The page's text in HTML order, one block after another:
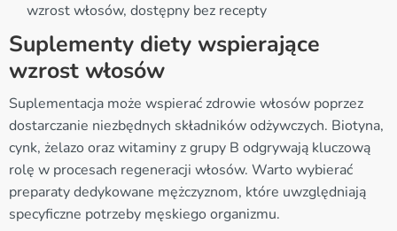
wzrost włosów, dostępny bez recepty
Suplementy diety wspierające
wzrost włosów
Suplementacja może wspierać zdrowie włosów poprzez
dostarczanie niezbędnych składników odżywczych. Biotyna,
cynk, żelazo oraz witaminy z grupy B odgrywają kluczową
rolę w procesach regeneracji włosów. Warto wybierać
preparaty dedykowane mężczyznom, które uwzględniają
specyficzne potrzeby męskiego organizmu.